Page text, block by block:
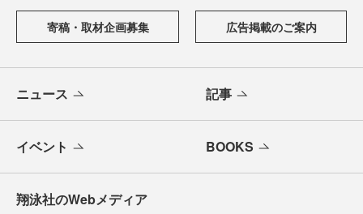
寄稿・取材企画募集 広告掲載のご案内
ニュース 記事
イベント BOOKS
翔泳社のWebメディア